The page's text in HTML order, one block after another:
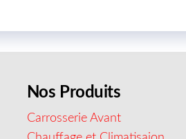
Nos Produits
Carrosserie Avant